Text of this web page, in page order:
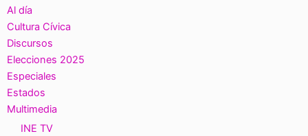
Al día
Cultura Cívica
Discursos
Elecciones 2025
Especiales
Estados
Multimedia
INE TV